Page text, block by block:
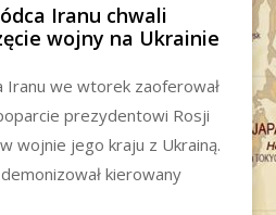
Iranu chwali
wojny na Ukrainie
we wtorek zaoferował
prezydentowi Rosji
wojnie jego kraju z Ukrainą.
kierowany